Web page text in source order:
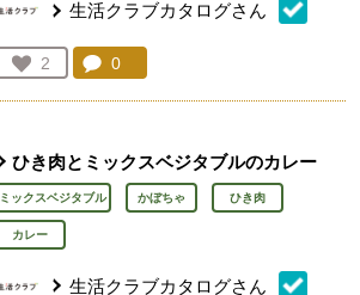
生活クラブカタログさん
お気に入り登録：
2
人が登録
コメント：
0
ひき肉とミックスベジタブルのカレー
ミックスベジタブル かぼちゃ ひき肉
カレー
生活クラブカタログさん